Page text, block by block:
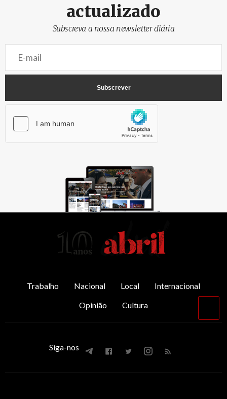
actualizado
Subscreva a nossa newsletter diária
Trabalho Nacional Local
Internacional
Opinião
Cultura
Siga-nos